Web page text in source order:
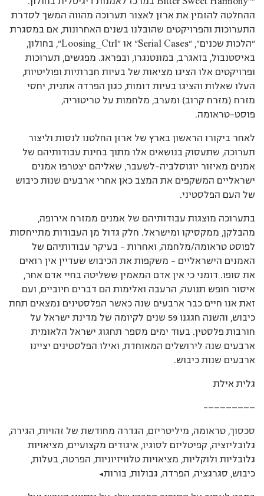
ההחלטה להזמין את ארזן לאצור תערוכה מהווה המשך לסדרת
התערוכות והפרויקטים שהובלנו בשנים האחרונות, אם במסגרת
”הלכות שכנים”, ”Serial Cases” או ”Loosing_Ctrl”, בחולון,
באיסטנבול, בזאגרב, במונטנגרו, ובפראג. מפגשים, תערוכות
ופרויקטים אלו הציגו מציאות של בעיות חברתיות ופוליטיות,
העלו שאלות והציגו בעיות דומות, כגון הפרדה אתנית, יחסי
מזרח (מזרח קרוב) ומערב, מלחמות על טריטוריה,
פוסט-טראומה.
לאחר ביקורו הראשון בארץ של ארזן החלטנו לנסות וליצור
תערוכה, שתעסוק בנושאים אלו מתוך בחינת עבודותיהם של
אמנים מאיזור יוגוסלביה-לשעבר, שאליהם יצטרפו אמנים
ישראליים המשקפים את המצב כאן אחרי ארבעים שנות כיבוש
של העם הפלסטיני.
בתערוכה מוצגות עבודותיהם של אמנים ממזרח אירופה,
מהבלקן, ממקסיקו ומישראל. חלק גדול מן העבודות מתייחסות
לפוסט טראומה/מלחמה, ואחרות – בעיקר עבודותיהם של
האמנים הישראליים – משקפות את הכיבוש שעדיין אין רואים
את סופו. דומני כי אין אדם המאמין ששליטה בחיי אדם אחר,
איסור חופש תנועה, הרעבה ואלימות הם דברים חיוביים, ועם
זאת אנו חיים כבר ארבעים שנה כאשר הפלסטינים נמצאים תחת
כיבוש, והשנה חגגנו 59 שנים לקיומה של מדינת ישראל על
חורבות פלסטין. בעוד ימים מספר תחגוג ישראל הלאומית
ארבעים שנה לירושלים המאוחדת, ואילו הפלסטינים יציינו
ארבעים שנות כיבוש.
גלית אילת
————————–
סכסוך, טראומה, מיליטריזם, הגדרה מחודשת של זהויות, הגירה,
גלובליזציה, קפיטליזם לסוגיו, איגודים מקצועיים, מציאויות
גלובליות ולוקליות, מציאויות טלוויזיוניות, הפרטה, בעלות,
כיבוש, סגרגציה, הפרדה, גבולות, בורות…